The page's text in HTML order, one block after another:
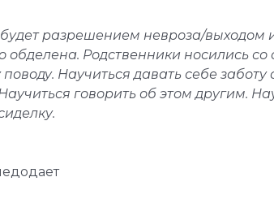
разрешением невроза/выходом
обделена. Родственники носились
Научиться давать себе
говорить об этом другим.